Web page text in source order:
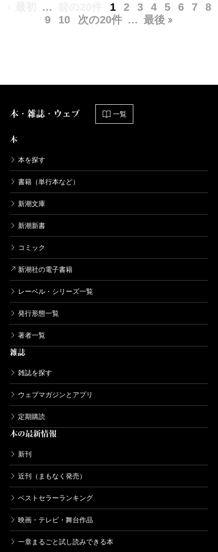
… 1 2 3 4 5 6 7
8
9
10 次の20件 … 最後
本・雑誌・ウェブ 一覧
本
本を探す
書籍（単行本など）
新潮文庫
新潮新書
コミック
新潮社の電子書籍
レーベル・シリーズ一覧
発行形態一覧
著者一覧
雑誌
雑誌を探す
ウェブマガジンとアプリ
定期購読
本の最新情報
新刊
近刊（まもなく発売）
ベストセラーランキング
映画・テレビ・舞台作品
一章まるごと試し読みできる本